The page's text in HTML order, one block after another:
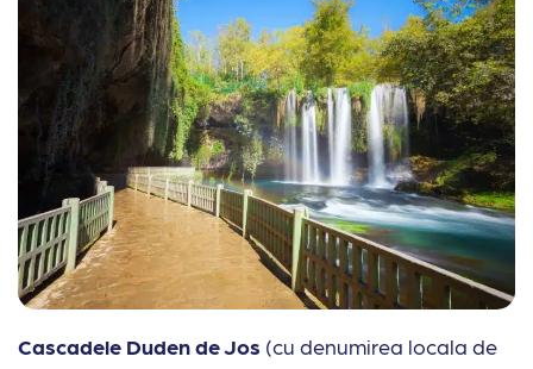
Cascadele Duden de Jos (cu denumirea locala de